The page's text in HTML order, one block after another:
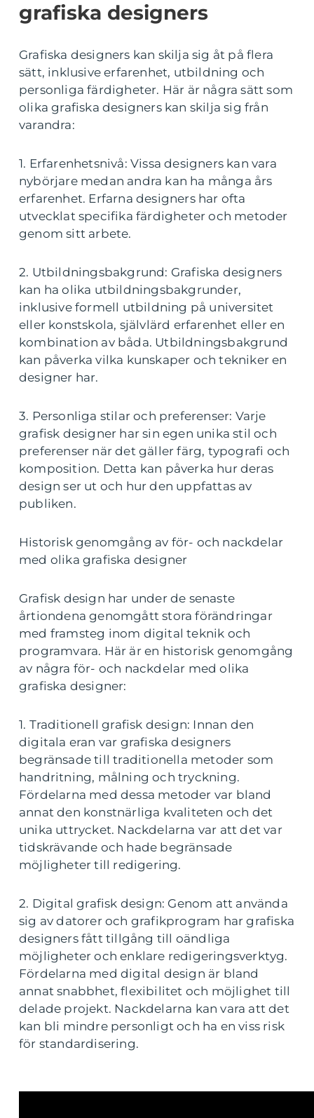
grafiska designers
Grafiska designers kan skilja sig åt på flera
sätt, inklusive erfarenhet, utbildning och
personliga färdigheter. Här är några sätt som
olika grafiska designers kan skilja sig från
varandra:
1. Erfarenhetsnivå: Vissa designers kan vara
nybörjare medan andra kan ha många års
erfarenhet. Erfarna designers har ofta
utvecklat specifika färdigheter och metoder
genom sitt arbete.
2. Utbildningsbakgrund: Grafiska designers
kan ha olika utbildningsbakgrunder,
inklusive formell utbildning på universitet
eller konstskola, självlärd erfarenhet eller en
kombination av båda. Utbildningsbakgrund
kan påverka vilka kunskaper och tekniker en
designer har.
3. Personliga stilar och preferenser: Varje
grafisk designer har sin egen unika stil och
preferenser när det gäller färg, typografi och
komposition. Detta kan påverka hur deras
design ser ut och hur den uppfattas av
publiken.
Historisk genomgång av för- och nackdelar
med olika grafiska designer
Grafisk design har under de senaste
årtiondena genomgått stora förändringar
med framsteg inom digital teknik och
programvara. Här är en historisk genomgång
av några för- och nackdelar med olika
grafiska designer:
1. Traditionell grafisk design: Innan den
digitala eran var grafiska designers
begränsade till traditionella metoder som
handritning, målning och tryckning.
Fördelarna med dessa metoder var bland
annat den konstnärliga kvaliteten och det
unika uttrycket. Nackdelarna var att det var
tidskrävande och hade begränsade
möjligheter till redigering.
2. Digital grafisk design: Genom att använda
sig av datorer och grafikprogram har grafiska
designers fått tillgång till oändliga
möjligheter och enklare redigeringsverktyg.
Fördelarna med digital design är bland
annat snabbhet, flexibilitet och möjlighet till
delade projekt. Nackdelarna kan vara att det
kan bli mindre personligt och ha en viss risk
för standardisering.